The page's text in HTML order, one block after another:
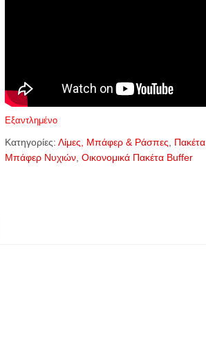
Εξαντλημένο
Κατηγορίες: Λίμες, Μπάφερ & Ράσπες Πακέτα
Μπάφερ Νυχιών, Οικονομικά Πακέτα Buffer